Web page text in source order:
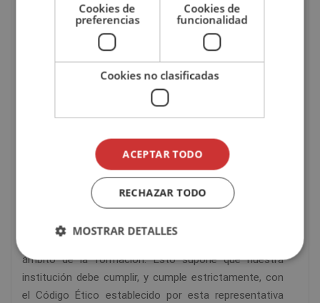
superado con éxito las pruebas finales, el estudiante
recibirá un diploma expedido por SEFHOR – Sociedad
Española de Formación que certifica que ha cursado el
MÁSTER EN ESTRATEGIAS DE MARKETING
INTERNACIONAL”.
Todos los diplomas pueden disponer del sello de
contenidos y de la autenticidad del título, tanto a nivel
nacional como internacional.
SEFHOR está asociado a la Confederación Española
de Empresas de Formación (CECAP), una de las
ámbito de la formación. Esto supone que nuestra
institución debe cumplir, y cumple estrictamente, con
el Código Ético establecido por esta representativa
Cookies de
preferencias
Cookies de
funcionalidad
Cookies no clasificadas
ACEPTAR TODO
RECHAZAR TODO
MOSTRAR DETALLES